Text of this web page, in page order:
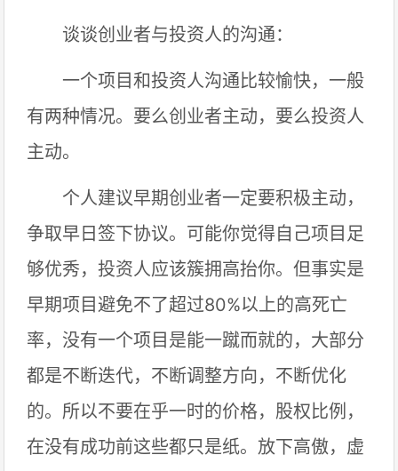
谈谈创业者与投资人的沟通：
一个项目和投资人沟通比较愉快，一般
有两种情况。要么创业者主动，要么投资人
主动。
个人建议早期创业者一定要积极主动，
争取早日签下协议。可能你觉得自己项目足
够优秀，投资人应该簇拥高抬你。但事实是
早期项目避免不了超过80%以上的高死亡
率，没有一个项目是能一蹴而就的，大部分
都是不断迭代，不断调整方向，不断优化
的。所以不要在乎一时的价格，股权比例，
在没有成功前这些都只是纸。放下高傲，虚